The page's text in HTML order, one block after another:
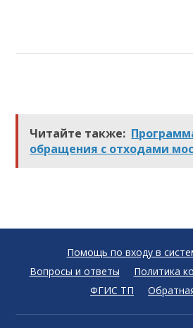
Читайте также:
обращения с отходами
Помощь по входу в
Вопросы и ответы
Политика
ФГИС ТП